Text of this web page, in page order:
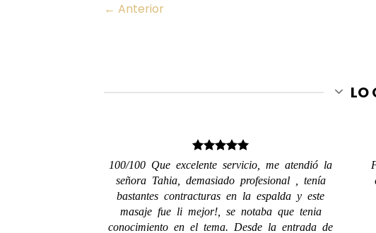
← Anterior
LO
100/100 Que excelente servicio, me atendió la
señora Tahia, demasiado profesional , tenía
bastantes contracturas en la espalda y este
masaje fue li mejor!, se notaba que tenia
conocimiento en el tema. Desde la entrada de